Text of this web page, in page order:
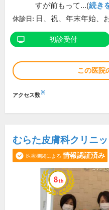
すが前もって...(続き
休診日: 日、祝、年末年始、
初診受付
この医院
アクセス数※
むらた皮膚科クリニッ
医療機関による 情報認証済み